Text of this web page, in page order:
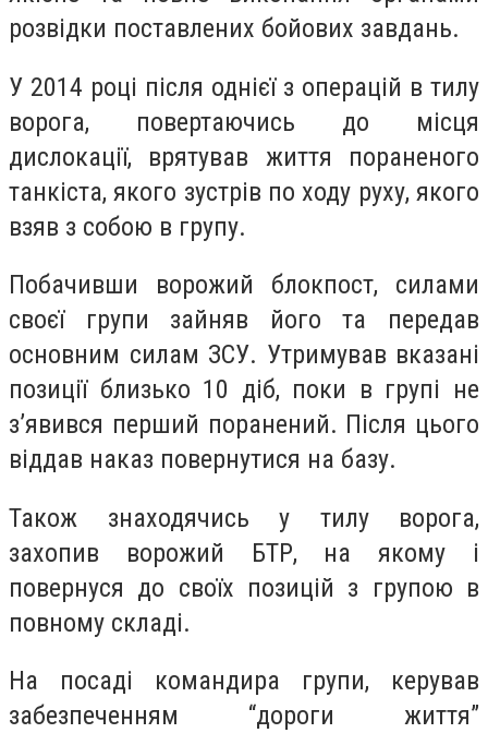
розвідки поставлених бойових завдань.
У 2014 році після однієї з операцій в тилу
ворога, повертаючись до місця
дислокації, врятував життя пораненого
танкіста, якого зустрів по ходу руху, якого
взяв з собою в групу.
Побачивши ворожий блокпост, силами
своєї групи зайняв його та передав
основним силам ЗСУ. Утримував вказані
позиції близько 10 діб, поки в групі не
зʼявився перший поранений. Після цього
віддав наказ повернутися на базу.
Також знаходячись у тилу ворога,
захопив ворожий БТР, на якому і
повернуся до своїх позицій з групою в
повному складі.
На посаді командира групи, керував
забезпеченням “дороги життя”